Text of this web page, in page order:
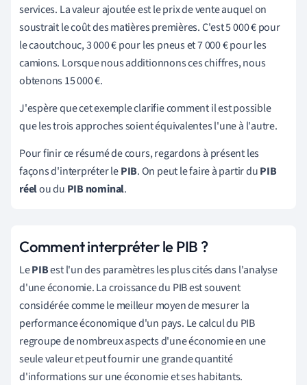
services. La valeur ajoutée est le prix de vente auquel on
soustrait le coût des matières premières. C'est 5 000 € pour
le caoutchouc, 3 000 € pour les pneus et 7 000 € pour les
camions. Lorsque nous additionnons ces chiffres, nous
obtenons 15 000 €.
J'espère que cet exemple clarifie comment il est possible
que les trois approches soient équivalentes l'une à l'autre.
Pour finir ce résumé de cours, regardons à présent les
façons d'interpréter lePIB. On peut le faire à partir duPIB
réelou du PIB nominal.
Comment interpréter le PIB ?
LePIBest l'un des paramètres les plus cités dans l'analyse
d'une économie. La croissance du PIB est souvent
considérée comme le meilleur moyen de mesurer la
performance économique d'un pays. Le calcul du PIB
regroupe de nombreux aspects d'une économie en une
seule valeur et peut fournir une grande quantité
d'informations sur une économie et ses habitants.